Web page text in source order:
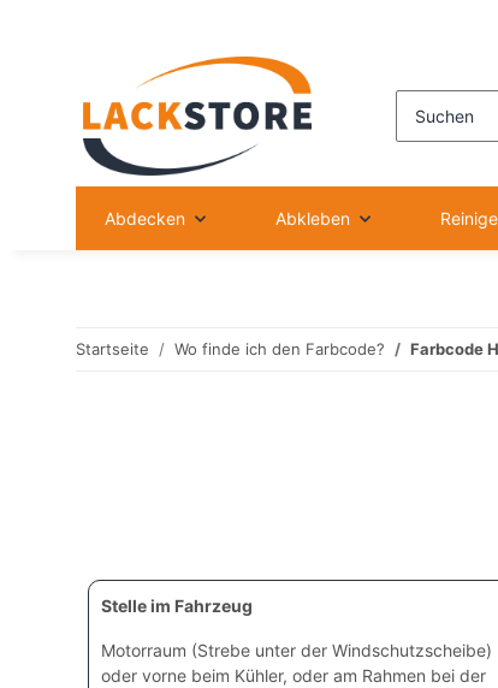
Abdecken Abkleben
Startseite Wo finde ich den Farbcode? Farbcode
Stelle im Fahrzeug
Motorraum (Strebe unter der Windschutzscheibe)
oder vorne beim Kühler, oder am Rahmen bei der